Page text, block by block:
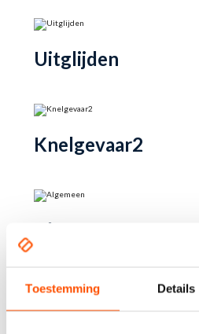
Toestemming Details
Uitglijden
Knelgevaar2
Algemeen
Contact